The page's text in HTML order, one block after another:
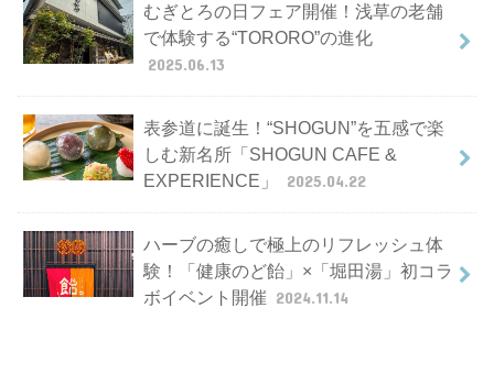
むぎとろの日フェア開催！浅草の老舗
で体験する“TORORO”の進化
2025.06.13
表参道に誕生！“SHOGUN”を五感で楽
しむ新名所「SHOGUN CAFE &
EXPERIENCE」
2025.04.22
ハーブの癒しで極上のリフレッシュ体
験！「健康のど飴」×「堀田湯」初コラ
ボイベント開催 2024.11.14